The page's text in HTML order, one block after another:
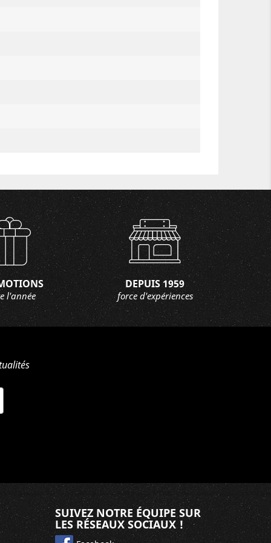
l'année
DEPUIS 1959
force d'expériences
SUIVEZ NOTRE ÉQUIPE SUR
LES RÉSEAUX SOCIAUX !